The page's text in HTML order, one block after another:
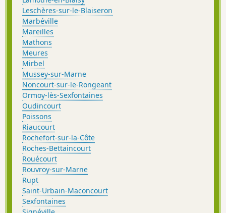
Leschères-sur-le-Blaiseron
Marbéville
Mareilles
Mathons
Meures
Mirbel
Mussey-sur-Marne
Noncourt-sur-le-Rongeant
Ormoy-lès-Sexfontaines
Oudincourt
Poissons
Riaucourt
Rochefort-sur-la-Côte
Roches-Bettaincourt
Rouécourt
Rouvroy-sur-Marne
Rupt
Saint-Urbain-Maconcourt
Sexfontaines